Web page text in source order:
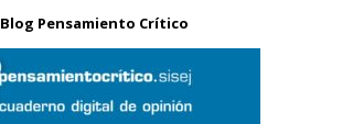
Blog Pensamiento Crítico